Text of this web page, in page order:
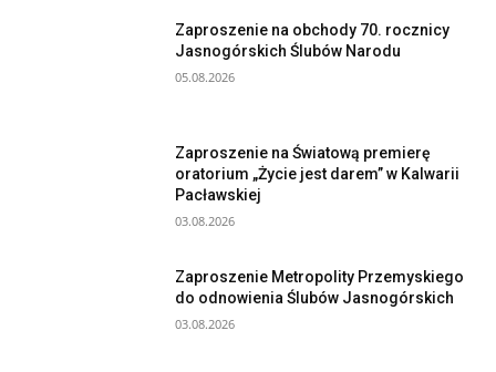
Zaproszenie na obchody 70. rocznicy
Jasnogórskich Ślubów Narodu
05.08.2026
Zaproszenie na Światową premierę
oratorium „Życie jest darem” w Kalwarii
Pacławskiej
03.08.2026
Zaproszenie Metropolity Przemyskiego
do odnowienia Ślubów Jasnogórskich
03.08.2026